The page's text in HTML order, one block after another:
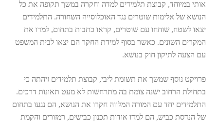
אותי במיוחד, קבוצת תלמידים למדה וחקרה במשך תקופה את כל
הנושא של אלימות שוטרים נגד האוכלוסייה השחורה. התלמידים
יצאו לשטח, שוחחו עם שוטרים, קראו כתבות בתחום, למדו את
המקרים השונים. כאשר בסוף למידת החקר הם יצאו לבית המשפט
עם הצעה לתיקון חוק בנושא.
פרויקט נוסף שמשך את תשומת ליבי, קבוצת תלמידים זיהתה כי
בתחילת הרחוב ישנה צומת בה מתרחשות לא מעט תאונות דרכים.
התלמידים יחד עם המורה המלווה חקרו את הנושא, הם נגעו בתחום
של הנדסת כביש, הם למדו אודות תכנון כבישים, רמזורים והקמת